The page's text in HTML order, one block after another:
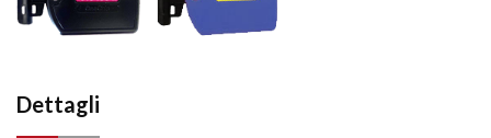
Dettagli